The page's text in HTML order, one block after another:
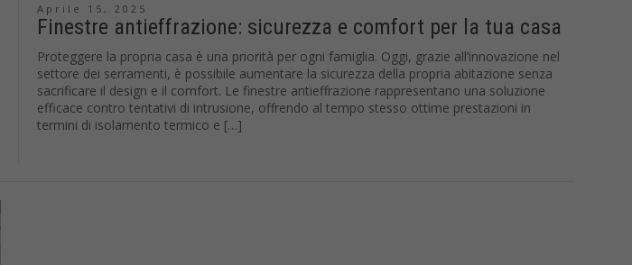
Aprile 15, 2025
Finestre antieffrazione: sicurezza e comfort per la tua casa
Proteggere la propria casa è una priorità per ogni famiglia. Oggi, grazie all’innovazione nel
settore dei serramenti, è possibile aumentare la sicurezza della propria abitazione senza
sacrificare il design e il comfort. Le finestre antieffrazione rappresentano una soluzione
efficace contro tentativi di intrusione, offrendo al tempo stesso ottime prestazioni in
termini di isolamento termico e […]